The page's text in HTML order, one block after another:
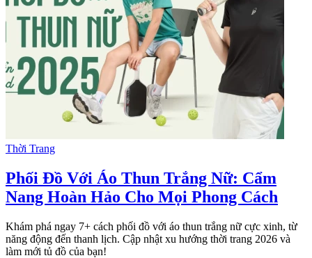
Thời Trang
Phối Đồ Với Áo Thun Trắng Nữ: Cẩm
Nang Hoàn Hảo Cho Mọi Phong Cách
Khám phá ngay 7+ cách phối đồ với áo thun trắng nữ cực xinh, từ
năng động đến thanh lịch. Cập nhật xu hướng thời trang 2026 và
làm mới tủ đồ của bạn!